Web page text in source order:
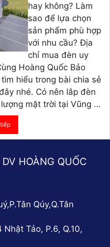
hay không? Làm
sao để lựa chọn
sản phẩm phù hợp
với nhu cầu? Địa
chỉ mua đèn uy
Hoàng Quốc Bảo
tìm hiểu trong bài chia sẻ
nhé. Có nên lắp đèn
mặt trời tại Vũng …
HOÀNG QUỐC
Qúy,Q.Tân
Tảo, P.6, Q.10,